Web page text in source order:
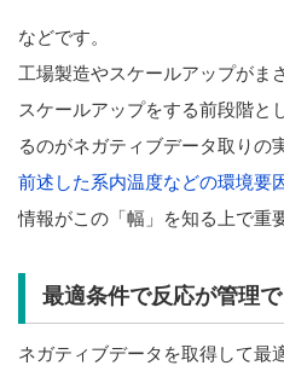
などです。
工場製造やスケールアップがま
スケールアップをする前段階と
るのがネガティブデータ取りの
前述した系内温度などの環境要
情報がこの「幅」を知る上で重
最適条件で反応が管理
ネガティブデータを取得して最